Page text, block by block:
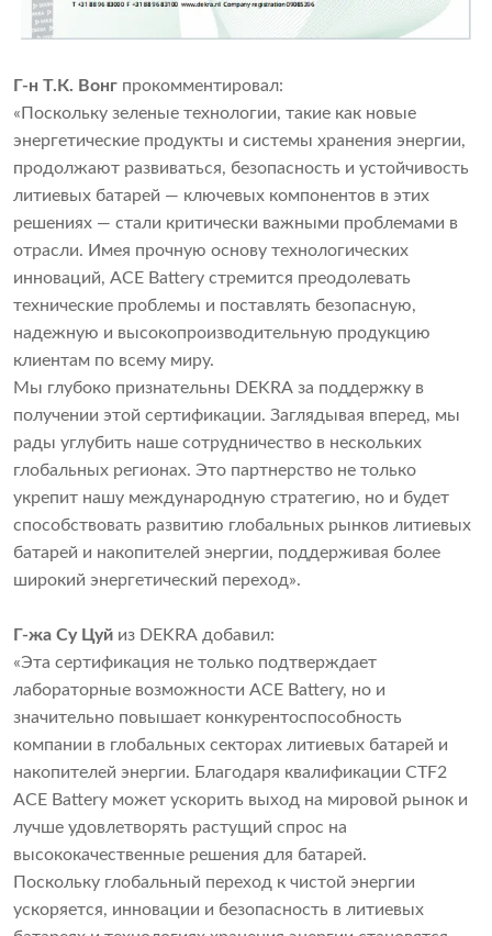
Г-н Т.К. Вонг прокомментировал:
«Поскольку зеленые технологии, такие как новые
энергетические продукты и системы хранения энергии,
продолжают развиваться, безопасность и устойчивость
литиевых батарей — ключевых компонентов в этих
решениях — стали критически важными проблемами в
отрасли. Имея прочную основу технологических
инноваций, ACE Battery стремится преодолевать
технические проблемы и поставлять безопасную,
надежную и высокопроизводительную продукцию
клиентам по всему миру.
Мы глубоко признательны DEKRA за поддержку в
получении этой сертификации. Заглядывая вперед, мы
рады углубить наше сотрудничество в нескольких
глобальных регионах. Это партнерство не только
укрепит нашу международную стратегию, но и будет
способствовать развитию глобальных рынков литиевых
батарей и накопителей энергии, поддерживая более
широкий энергетический переход».
Г-жа Су Цуй из DEKRA добавил:
«Эта сертификация не только подтверждает
лабораторные возможности ACE Battery, но и
значительно повышает конкурентоспособность
компании в глобальных секторах литиевых батарей и
накопителей энергии. Благодаря квалификации CTF2
ACE Battery может ускорить выход на мировой рынок и
лучше удовлетворять растущий спрос на
высококачественные решения для батарей.
Поскольку глобальный переход к чистой энергии
ускоряется, инновации и безопасность в литиевых